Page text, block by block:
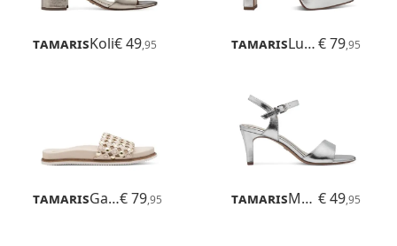
TamarisKoli€ 49,95 Tamaris Luzie€ 79,95
Tamaris Gafu€ 79,95 Tamaris Meliah € 49,95